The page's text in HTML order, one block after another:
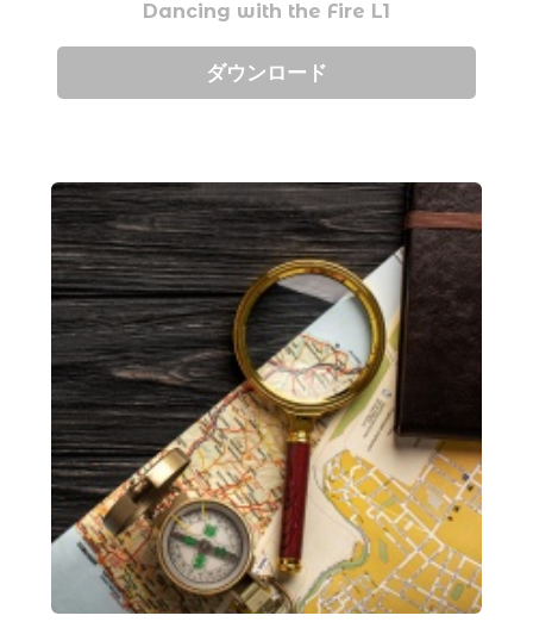
Dancing with the Fire L1
ダウンロード